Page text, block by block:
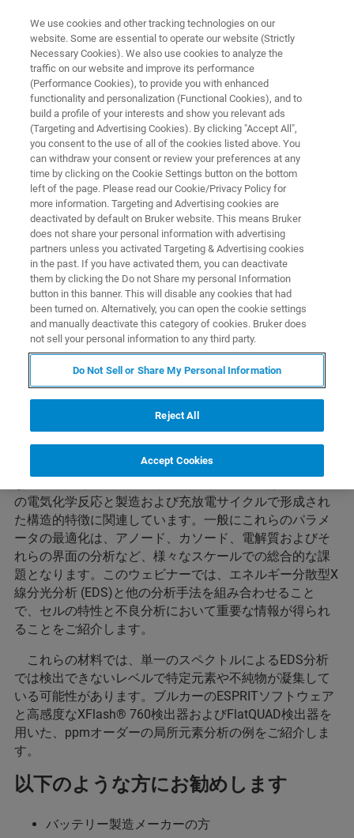
BRUKER NANO ANALYTICS PRESENT:
バッテリー材料と製造プロセス
の最適化におけるEDS元素マッ
ピングのアプリケーション例
オンデマンドセッション - 51 分
エネルギー分散分光法を用いた
バッテリー特性分析と最適化
バッテリーセルの化学的性質と製造プロセスの改良は
クリーンエネルギー経済の実現のために非常に重要で
の電気化学反応と製造および充放電サイクルで形成され
た構造的特徴に関連しています。一般にこれらのパラメ
ータの最適化は、アノード、カソード、電解質およびそ
れらの界面の分析など、様々なスケールでの総合的な課
題となります。このウェビナーでは、エネルギー分散型X
線分光分析 (EDS)と他の分析手法を組み合わせること
で、セルの特性と不良分析において重要な情報が得られ
ることをご紹介します。
これらの材料では、単一のスペクトルによるEDS分析
では検出できないレベルで特定元素や不純物が凝集して
いる可能性があります。ブルカーのESPRITソフトウェア
と高感度なXFlash® 760検出器およびFlatQUAD検出器を
用いた、ppmオーダーの局所元素分析の例をご紹介しま
す。
以下のような方にお勧めします
バッテリー製造メーカーの方
We use cookies and other tracking technologies on our
website. Some are essential to operate our website (Strictly
Necessary Cookies). We also use cookies to analyze the
traffic on our website and improve its performance
(Performance Cookies), to provide you with enhanced
functionality and personalization (Functional Cookies), and to
build a profile of your interests and show you relevant ads
(Targeting and Advertising Cookies). By clicking "Accept All",
you consent to the use of all of the cookies listed above. You
can withdraw your consent or review your preferences at any
time by clicking on the Cookie Settings button on the bottom
left of the page. Please read our Cookie/Privacy Policy for
more information. Targeting and Advertising cookies are
deactivated by default on Bruker website. This means Bruker
does not share your personal information with advertising
partners unless you activated Targeting & Advertising cookies
in the past. If you have activated them, you can deactivate
them by clicking the Do not Share my personal Information
button in this banner. This will disable any cookies that had
been turned on. Alternatively, you can open the cookie settings
and manually deactivate this category of cookies. Bruker does
not sell your personal information to any third party.
Do Not Sell or Share My Personal Information
Reject All
Accept Cookies